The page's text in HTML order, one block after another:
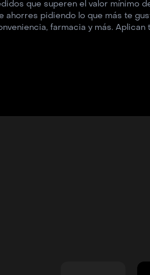
que superen el valor mínimo
pidiendo lo que más te
farmacia y más.